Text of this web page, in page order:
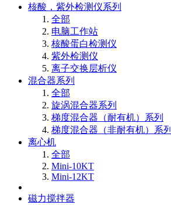
核酸，紫外检测仪系列
全部
电脑工作站
核酸蛋白检测仪
紫外检测仪
离子交换层析仪
混合器系列
全部
旋涡混合器系列
梯度混合器（耐有机）系列
梯度混合器（非耐有机）系列
离心机
全部
Mini-10KT
Mini-12KT
磁力搅拌器